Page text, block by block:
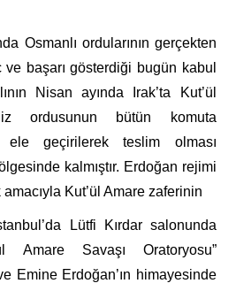
Osmanlı ordularının gerçekten
başarı gösterdiği bugün kabul
Nisan ayında Irak’ta Kut’ül
ordusunun bütün komuta
ele geçirilerek teslim olması
kalmıştır. Erdoğan rejimi
Kut’ül Amare zaferinin
Lütfi Kırdar salonunda
Amare Savaşı Oratoryosu”
Emine Erdoğan’ın himayesinde